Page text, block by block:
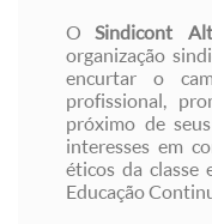
O Sindicont
organização
encurtar o
profissional,
próximo de
interesses em
éticos da classe
Educação